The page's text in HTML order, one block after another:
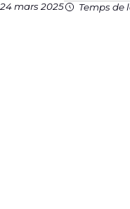
mars 2025 Temps de